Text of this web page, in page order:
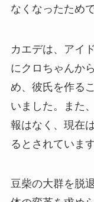
なくなったためで
カエデは、アイ
にクロちゃんか
め、彼氏を作る
いました​。また
報はなく、現在
るとされています​
豆柴の大群を脱